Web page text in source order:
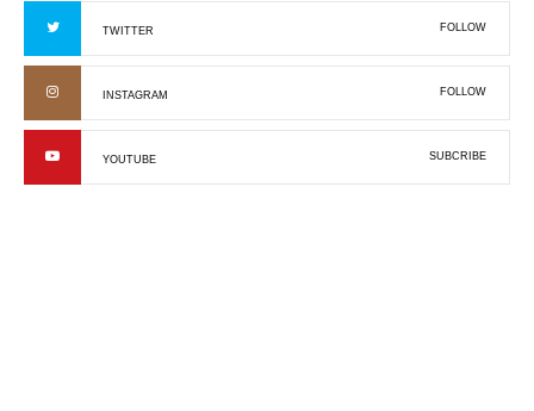
TWITTER FOLLOW
INSTAGRAM FOLLOW
YOUTUBE SUBCRIBE